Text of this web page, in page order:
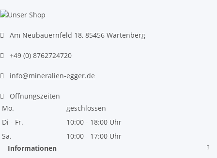
Am Neubauernfeld 18, 85456 Wartenberg
+49 (0) 8762724720
info@mineralien-egger.de
Öffnungszeiten
Mo.
geschlossen
Di - Fr.
10:00 - 18:00 Uhr
Sa.
10:00 - 17:00 Uhr
Informationen